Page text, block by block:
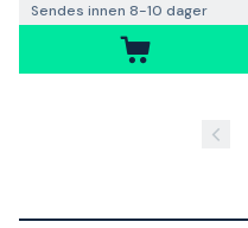
Sendes innen 8-10 dager